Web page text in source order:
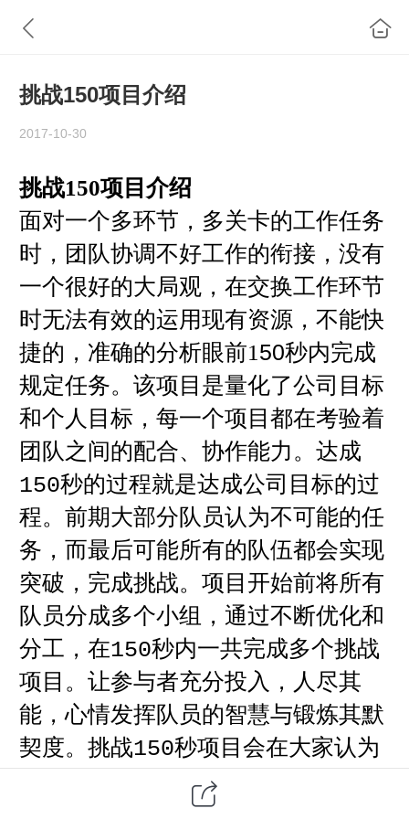
挑战150项目介绍
2017-10-30
挑战150项目介绍
面对一个多环节，多关卡的工作任务
时，团队协调不好工作的衔接，没有
一个很好的大局观，在交换工作环节
时无法有效的运用现有资源，不能快
捷的，准确的分析眼前1 50秒内完成
规定任务。该项目是量化了公司目标
和个人目标，每一个项目都在考验着
团队之间的配合、协作能力。达成
150秒的过程就是达成公司目标的过
程。前期大部分队员认为不可能的任
务，而最后可能所有的队伍都会实现
突破，完成挑战。项目开始前将所有
队员分成多个小组，通过不断优化和
分工，在150秒内一共完成多个挑战
项目。让参与者充分投入，人尽其
能，心情发挥队员的智慧与锻炼其默
契度。挑战150秒项目会在大家认为
不可能的情况下，达到可能的成功效
秒一眨眼即将过去，一